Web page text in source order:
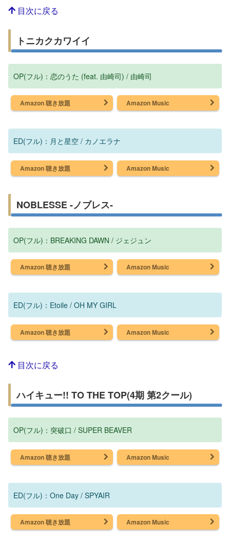
目次に戻る
トニカクカワイイ
OP(フル)：恋のうた (feat. 由崎司) / 由崎司
Amazon 聴き放題 Amazon Music
ED(フル)：⽉と星空 / カノエラナ
Amazon 聴き放題 Amazon Music
NOBLESSE -ノブレス-
OP(フル)：BREAKING DAWN / ジェジュン
Amazon 聴き放題 Amazon Music
ED(フル)：Etoile / OH MY GIRL
Amazon 聴き放題 Amazon Music
目次に戻る
ハイキュー!! TO THE TOP(4期 第2クール)
OP(フル)：突破口 / SUPER BEAVER
Amazon 聴き放題 Amazon Music
ED(フル)：One Day / SPYAIR
Amazon 聴き放題 Amazon Music